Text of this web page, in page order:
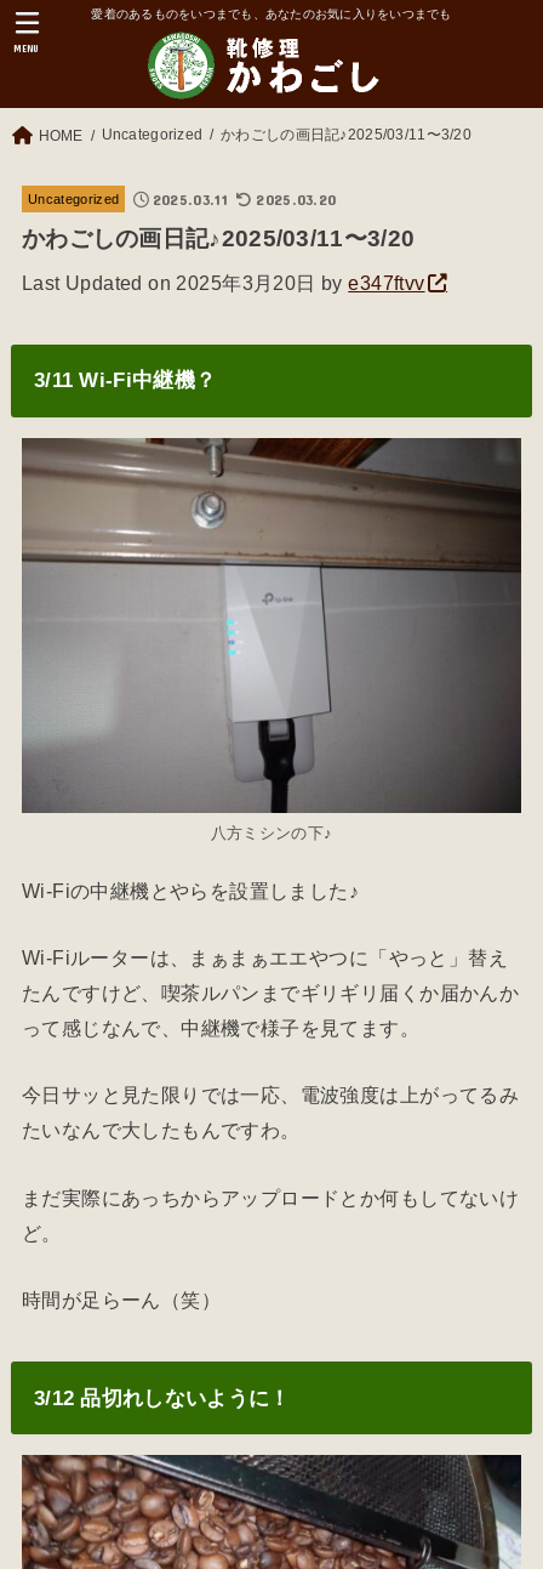
愛着のあるものをいつまでも、あなたのお気に入りをいつまでも
MENU
HOME Uncategorized かわごしの画日記♪2025/03/11〜3/20
Uncategorized 2025.03.11 2025.03.20
かわごしの画日記♪2025/03/11〜3/20
Last Updated on 2025年3月20日 bye347ftvv
3/11 Wi-Fi中継機？
八方ミシンの下♪
Wi-Fiの中継機とやらを設置しました♪
Wi-Fiルーターは、まぁまぁエエやつに「やっと」替え
たんですけど、喫茶ルパンまでギリギリ届くか届かんか
って感じなんで、中継機で様子を見てます。
今日サッと見た限りでは一応、電波強度は上がってるみ
たいなんで大したもんですわ。
まだ実際にあっちからアップロードとか何もしてないけ
ど。
時間が足らーん（笑）
3/12 品切れしないように！